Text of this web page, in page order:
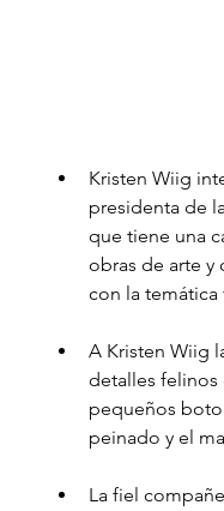
Kristen Wiig
presidenta de
que tiene una
obras de arte
con la temática
A Kristen Wiig
detalles felinos
pequeños
peinado y el
La fiel